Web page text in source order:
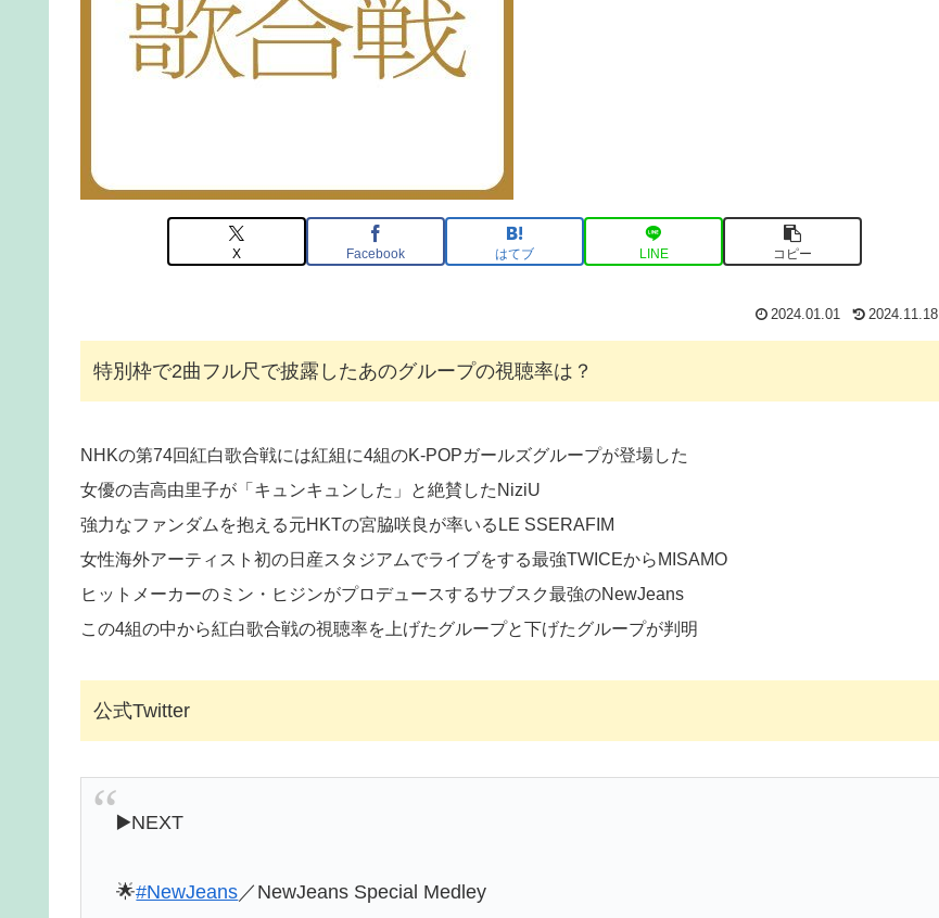
X Facebook はてブ LINE コピー
2024.01.01 2024.11.18
特別枠で2曲フル尺で披露したあのグループの視聴率は？
NHKの第74回紅白歌合戦には紅組に4組のK-POPガールズグループが登場した
女優の吉高由里子が「キュンキュンした」と絶賛したNiziU
強力なファンダムを抱える元HKTの宮脇咲良が率いるLE SSERAFIM
女性海外アーティスト初の日産スタジアムでライブをする最強TWICEからMISAMO
ヒットメーカーのミン・ヒジンがプロデュースするサブスク最強のNewJeans
この4組の中から紅白歌合戦の視聴率を上げたグループと下げたグループが判明
公式Twitter
▶️NEXT
🌟#NewJeans ／NewJeans Special Medley